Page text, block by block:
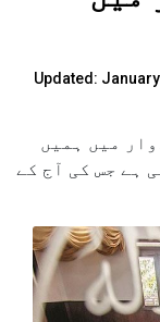
Updated: January
میں ہمیں
ہے جس کی آج کے